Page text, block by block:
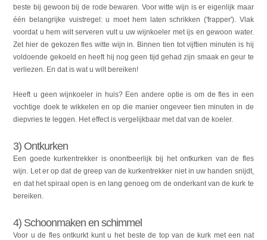
beste bij gewoon bij de rode bewaren. Voor witte wijn is er eigenlijk maar
één belangrijke vuistregel: u moet hem laten schrikken ('frapper'). Vlak
voordat u hem wilt serveren vult u uw wijnkoeler met ijs en gewoon water.
Zet hier de gekozen fles witte wijn in. Binnen tien tot vijftien minuten is hij
voldoende gekoeld en heeft hij nog geen tijd gehad zijn smaak en geur te
verliezen. En dat is wat u wilt bereiken!
Heeft u geen wijnkoeler in huis? Een andere optie is om de fles in een
vochtige doek te wikkelen en op die manier ongeveer tien minuten in de
diepvries te leggen. Het effect is vergelijkbaar met dat van de koeler.
3) Ontkurken
Een goede kurkentrekker is onontbeerlijk bij het ontkurken van de fles
wijn. Let er op dat de greep van de kurkentrekker niet in uw handen snijdt,
en dat het spiraal open is en lang genoeg om de onderkant van de kurk te
bereiken.
4) Schoonmaken en schimmel
Voor u de fles ontkurkt kunt u het beste de top van de kurk met een nat